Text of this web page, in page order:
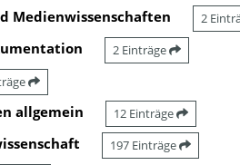
Medienwissenschaften
2
2 Einträge
allgemein 12 Einträge
197 Einträge